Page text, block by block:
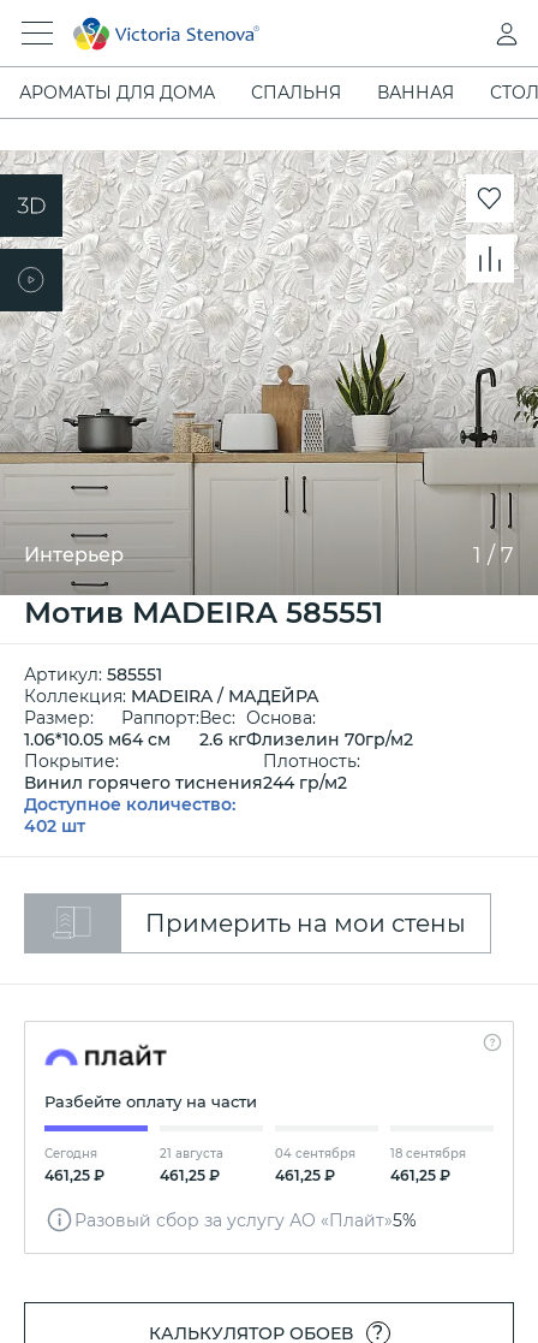
АРОМАТЫ ДЛЯ ДОМА СПАЛЬНЯ ВАННАЯ
Интерьер 1 / 7
Мотив MADEIRA 585551
Артикул: 585551
Коллекция: MADEIRA / МАДЕЙРА
Размер:
1.06*10.05 м
Раппорт:
64 см
Вес:
2.6 кг
Основа:
Флизелин 70гр/м2
Покрытие:
Винил горячего тиснения
Плотность:
244 гр/м2
Доступное количество:
402 шт
Примерить на мои стены
Разбейте оплату на части
Сегодня
461,25 ₽
21 августа
461,25 ₽
04 сентября
461,25 ₽
18 сентября
461,25 ₽
Разовый сбор за услугу АО «Плайт»5%
КАЛЬКУЛЯТОР ОБОЕВ ?